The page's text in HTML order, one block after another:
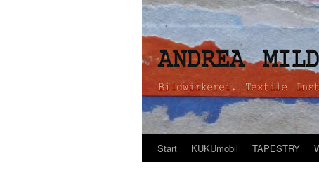
ZumStart KUKUmobil TAPESTRY